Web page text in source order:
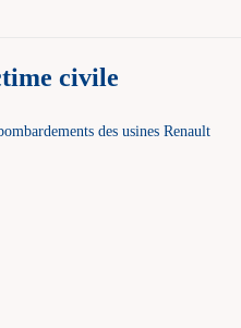
civile
des usines Renault